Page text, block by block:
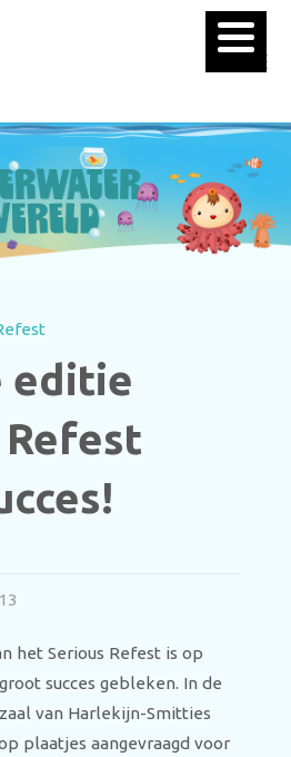
editie
het Serious Refest is op
succes gebleken. In de
van Harlekijn-Smitties
plaatjes aangevraagd voor